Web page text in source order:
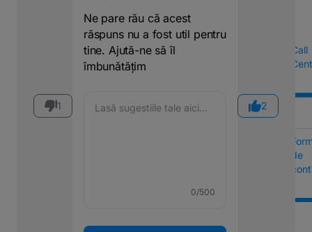
Call
de
1
Ne pare rău că acest
răspuns nu a fost util pentru
tine. Ajută-ne să îl
îmbunătățim
0/500
2